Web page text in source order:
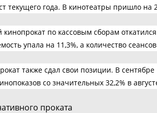
текущего года. В кинотеатры пришло
кинопрокат по кассовым сборам
упала на 11,3%, а количество
также сдал свои позиции. В
со значительных 32,2% в